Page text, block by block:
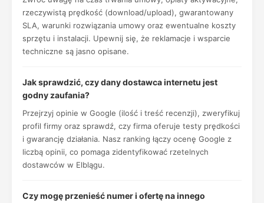
rzeczywistą prędkość (download/upload), gwarantowany
SLA, warunki rozwiązania umowy oraz ewentualne koszty
sprzętu i instalacji. Upewnij się, że reklamacje i wsparcie
techniczne są jasno opisane.
Jak sprawdzić, czy dany dostawca internetu jest
godny zaufania?
Przejrzyj opinie w Google (ilość i treść recenzji), zweryfikuj
profil firmy oraz sprawdź, czy firma oferuje testy prędkości
i gwarancję działania. Nasz ranking łączy ocenę Google z
liczbą opinii, co pomaga zidentyfikować rzetelnych
dostawców w Elblągu.
Czy mogę przenieść numer i ofertę na innego